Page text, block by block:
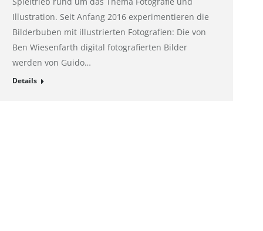
Illustration. Seit Anfang 2016 experimentieren die
Bilderbuben mit illustrierten Fotografien: Die von
Ben Wiesenfarth digital fotografierten Bilder
werden von Guido…
Details